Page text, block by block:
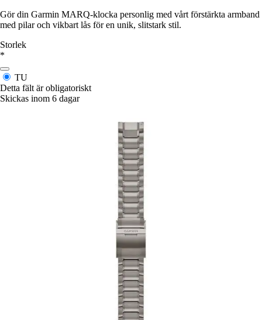
Gör din Garmin MARQ-klocka personlig med vårt förstärkta armband
med pilar och vikbart lås för en unik, slitstark stil.
Storlek
*
TU
Detta fält är obligatoriskt
Skickas inom 6 dagar